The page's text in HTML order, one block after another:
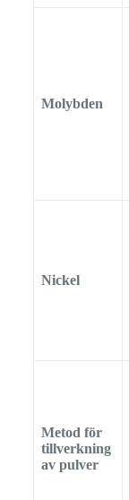
Molybden
Nickel
Metod för
tillverkning
av pulver